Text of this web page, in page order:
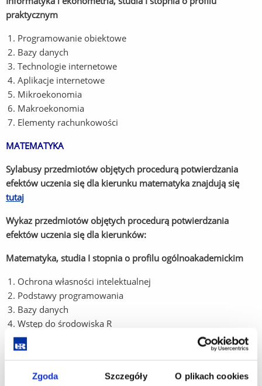
Zgoda Szczegóły O plikach cookies
praktycznym
Programowanie obiektowe
Bazy danych
Technologie internetowe
Aplikacje internetowe
Mikroekonomia
Makroekonomia
Elementy rachunkowości
MATEMATYKA
Sylabusy przedmiotów objętych procedurą potwierdzania
efektów uczenia się dla kierunku matematyka znajdują się
tutaj
Wykaz przedmiotów objętych procedurą potwierdzania
efektów uczenia się dla kierunków:
Matematyka, studia I stopnia o profilu ogólnoakademickim
Ochrona własności intelektualnej
Podstawy programowania
Bazy danych
Wstęp do środowiska R
Programowanie 1
Analiza danych w systemie R 1
Matematyka, studia II stopnia o profilu ogólnoakademickim